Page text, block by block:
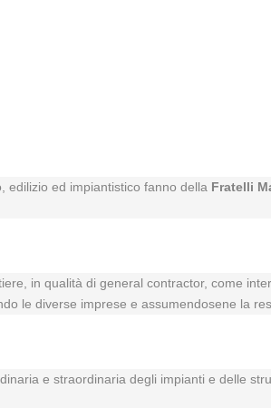
edilizio ed impiantistico fanno della Fratelli
in qualità di general contractor, come
le diverse imprese e assumendosene la
e straordinaria degli impianti e delle